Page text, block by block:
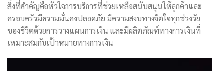
สิ่งที่สำคัญคือหัวใจการบริการที่ช่วยเหลือสนับสนุนให้ลูกค้าและ
ครอบครัวมีความมั่นคงปลอดภัย มีความสงบทางจิตใจทุกช่วงวัย
ของชีวิตด้วยการวางแผนการเงิน และมีผลิตภัณฑ์ทางการเงินที่
เหมาะสมกับเป้าหมายทางการเงิน